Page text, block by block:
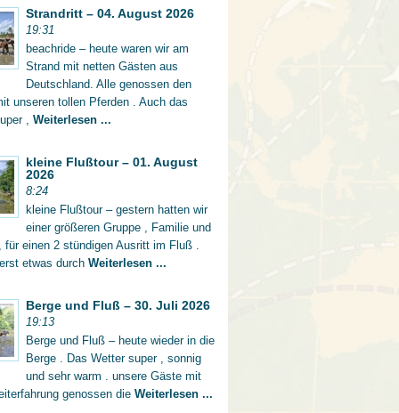
Strandritt – 04. August 2026
19:31
beachride – heute waren wir am
Strand mit netten Gästen aus
Deutschland. Alle genossen den
unseren tollen Pferden . Auch das
, Weiterlesen ...
kleine Flußtour – 01. August
2026
8:24
kleine Flußtour – gestern hatten wir
einer größeren Gruppe , Familie und
für einen 2 stündigen Ausritt im Fluß .
etwas durch Weiterlesen ...
Berge und Fluß – 30. Juli 2026
19:13
Berge und Fluß – heute wieder in die
Berge . Das Wetter super , sonnig
und sehr warm . unsere Gäste mit
genossen die Weiterlesen ...